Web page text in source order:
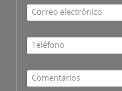
Correo electrónico
Teléfono
Comentarios